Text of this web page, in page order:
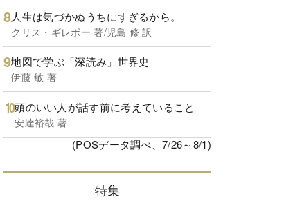
人生は気づかぬうちにすぎるから。
クリス・ギレボー 著/児島 修 訳
地図で学ぶ「深読み」世界史
伊藤 敏 著
頭のいい人が話す前に考えていること
安達裕哉 著
(POSデータ調べ、7/26～8/1)
特集